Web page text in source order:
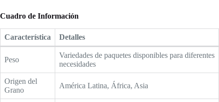
Cuadro de Información
Característica Detalles
Peso
Variedades de paquetes disponibles para diferentes
necesidades
Origen del
Grano
América Latina, África, Asia